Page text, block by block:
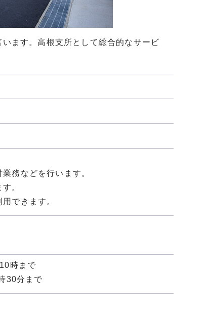
ます。高根支所として総合的なサービ
務などを行います。
。
できます。
時まで
30分まで